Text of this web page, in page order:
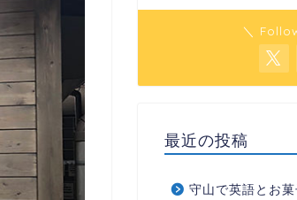
＼
最近の投稿
守山で英語とお菓